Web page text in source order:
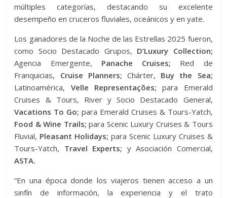
múltiples categorías, destacando su excelente
desempeño en cruceros fluviales, oceánicos y en yate.
Los ganadores de la Noche de las Estrellas 2025 fueron,
como Socio Destacado Grupos, D’Luxury Collection;
Agencia Emergente, Panache Cruises; Red de
Franquicias, Cruise Planners; Chárter, Buy the Sea;
Latinoamérica, Velle Representações; para Emerald
Cruises & Tours, River y Socio Destacado General,
Vacations To Go; para Emerald Cruises & Tours-Yatch,
Food & Wine Trails; para Scenic Luxury Cruises & Tours
Fluvial, Pleasant Holidays; para Scenic Luxury Cruises &
Tours-Yatch, Travel Experts; y Asociación Comercial,
ASTA.
“En una época donde los viajeros tienen acceso a un
sinfín de información, la experiencia y el trato